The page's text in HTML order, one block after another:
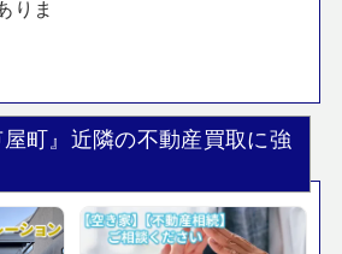
りま
町』近隣の不動産買取に強